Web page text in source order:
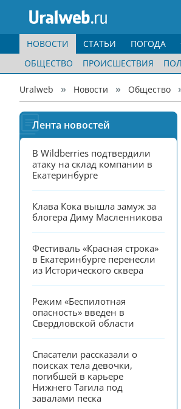
НОВОСТИ
ОБЩЕСТВО
ПРОИСШЕСТВИЯ
СТАТЬИ ПОГОДА
Uralweb Новости Общество
Лента новостей
В Wildberries подтвердили
атаку на склад компании в
Екатеринбурге
Клава Кока вышла замуж за
блогера Диму Масленникова
Фестиваль «Красная строка»
в Екатеринбурге перенесли
из Исторического сквера
Режим «Беспилотная
опасность» введен в
Свердловской области
Спасатели рассказали о
поисках тела девочки,
погибшей в карьере
Нижнего Тагила под
завалами песка